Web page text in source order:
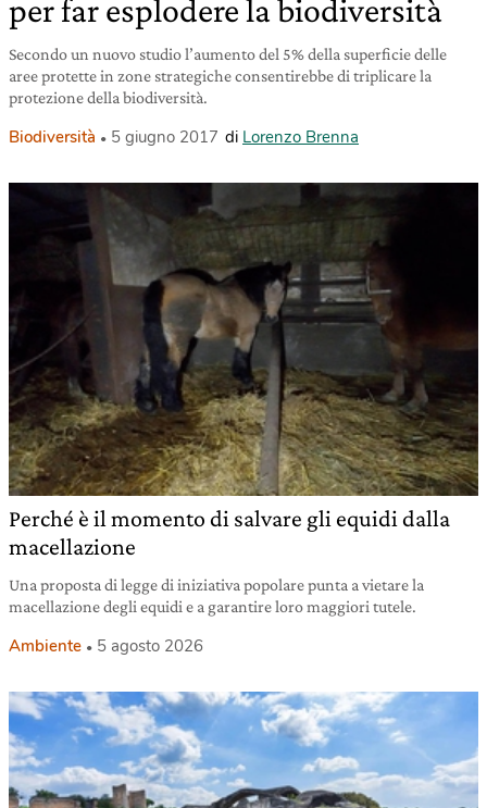
per far esplodere la biodiversità
Secondo un nuovo studio l’aumento del 5% della superficie delle
aree protette in zone strategiche consentirebbe di triplicare la
protezione della biodiversità.
Biodiversità 5 giugno 2017 di Lorenzo Brenna
Perché è il momento di salvare gli equidi dalla
macellazione
Una proposta di legge di iniziativa popolare punta a vietare la
macellazione degli equidi e a garantire loro maggiori tutele.
Ambiente 5 agosto 2026